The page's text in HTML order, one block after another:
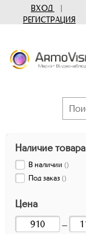
ВХОД
|
РЕГИСТРАЦИЯ
Наличие товара
В наличии ()
Под заказ ()
Цена
—